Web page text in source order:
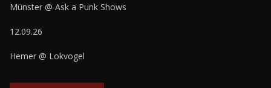
Münster @ Ask a Punk Shows
12.09.26
Hemer @ Lokvogel